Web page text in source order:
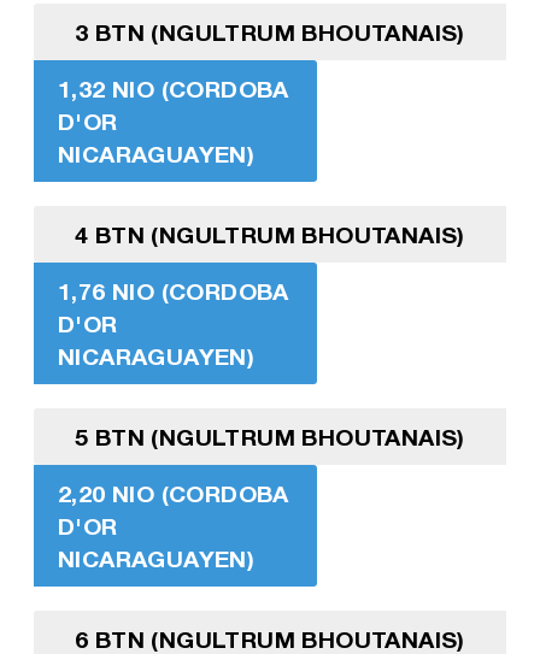
3 BTN (NGULTRUM BHOUTANAIS)
1,32 NIO (CORDOBA
D'OR
NICARAGUAYEN)
4 BTN (NGULTRUM BHOUTANAIS)
1,76 NIO (CORDOBA
D'OR
NICARAGUAYEN)
5 BTN (NGULTRUM BHOUTANAIS)
2,20 NIO (CORDOBA
D'OR
NICARAGUAYEN)
6 BTN (NGULTRUM BHOUTANAIS)